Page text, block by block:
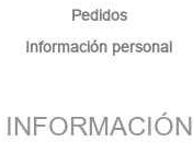
Pedidos
Información personal
INFORMACIÓN